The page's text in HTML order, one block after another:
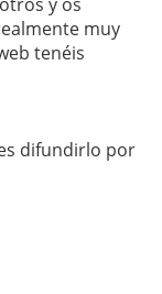
y os
muy
tenéis
difundirlo por